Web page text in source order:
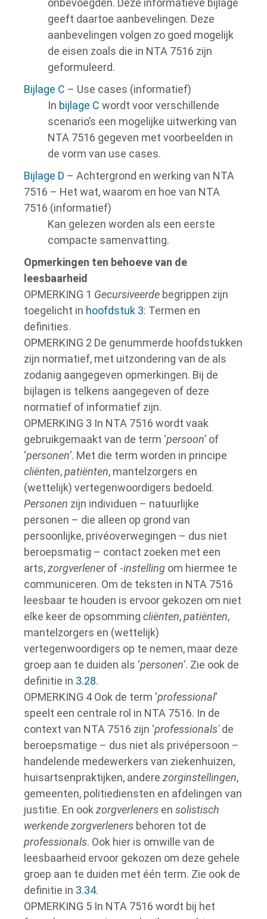
onbevoegden. Deze informatieve bijlage
geeft daartoe aanbevelingen. Deze
aanbevelingen volgen zo goed mogelijk
de eisen zoals die in NTA 7516 zijn
geformuleerd.
Bijlage C – Use cases (informatief)
In bijlage C wordt voor verschillende
scenario’s een mogelijke uitwerking van
NTA 7516 gegeven met voorbeelden in
de vorm van use cases.
Bijlage D – Achtergrond en werking van NTA
7516 – Het wat, waarom en hoe van NTA
7516 (informatief)
Kan gelezen worden als een eerste
compacte samenvatting.
Opmerkingen ten behoeve van de
leesbaarheid
OPMERKING 1 Gecursiveerde begrippen zijn
toegelicht in hoofdstuk 3: Termen en
definities.
OPMERKING 2 De genummerde hoofdstukken
zijn normatief, met uitzondering van de als
zodanig aangegeven opmerkingen. Bij de
bijlagen is telkens aangegeven of deze
normatief of informatief zijn.
OPMERKING 3 In NTA 7516 wordt vaak
gebruikgemaakt van de term ‘persoon’ of
‘personen’. Met die term worden in principe
cliënten,patiënten, mantelzorgers en
(wettelijk) vertegenwoordigers bedoeld.
Personen zijn individuen – natuurlijke
personen – die alleen op grond van
persoonlijke, privéoverwegingen – dus niet
beroepsmatig – contact zoeken met een
arts,zorgverlenerof -instelling om hiermee te
communiceren. Om de teksten in NTA 7516
leesbaar te houden is ervoor gekozen om niet
elke keer de opsomming cliënten,patiënten,
mantelzorgers en (wettelijk)
vertegenwoordigers op te nemen, maar deze
groep aan te duiden als ‘personen’. Zie ook de
definitie in 3.28.
OPMERKING 4 Ook de term 'professional'
speelt een centrale rol in NTA 7516. In de
context van NTA 7516 zijn ‘professionals'de
beroepsmatige – dus niet als privépersoon –
handelende medewerkers van ziekenhuizen,
huisartsenpraktijken, andere zorginstellingen,
gemeenten, politiediensten en afdelingen van
justitie. En ook zorgverleners en solistisch
werkende zorgverleners behoren tot de
professionals. Ook hier is omwille van de
leesbaarheid ervoor gekozen om deze gehele
groep aan te duiden met één term. Zie ook de
definitie in 3.34.
OPMERKING 5 In NTA 7516 wordt bij het